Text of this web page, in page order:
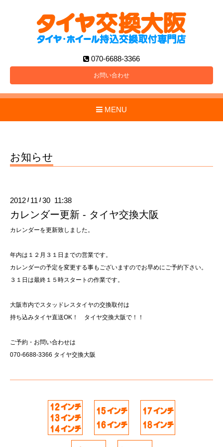
070-6688-3366
お問い合わせ
MENU
お知らせ
2012 / 11 /30 11:38
カレンダー更新 - タイヤ交換大阪
カレンダーを更新致しました。
年内は１２月３１日までの営業です。
カレンダーの予定を変更する事もございますのでお早めにご予約下さい。
３１日は最終１５時スタートの作業です。
大阪市内でスタッドレスタイヤの交換取付は
持ち込みタイヤ直送OK！ タイヤ交換大阪で！！
ご予約・お問い合わせは
070-6688-3366 タイヤ交換大阪